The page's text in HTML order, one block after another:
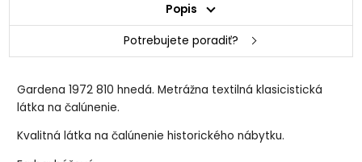
Popis
Potrebujete poradiť?
Gardena 1972 810 hnedá. Metrážna textilná klasicistická
látka na čalúnenie.
Kvalitná látka na čalúnenie historického nábytku.